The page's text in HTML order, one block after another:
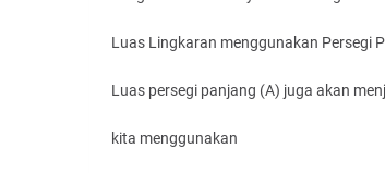
Luas Lingkaran menggunakan Persegi
Luas persegi panjang (A) juga akan
kita menggunakan